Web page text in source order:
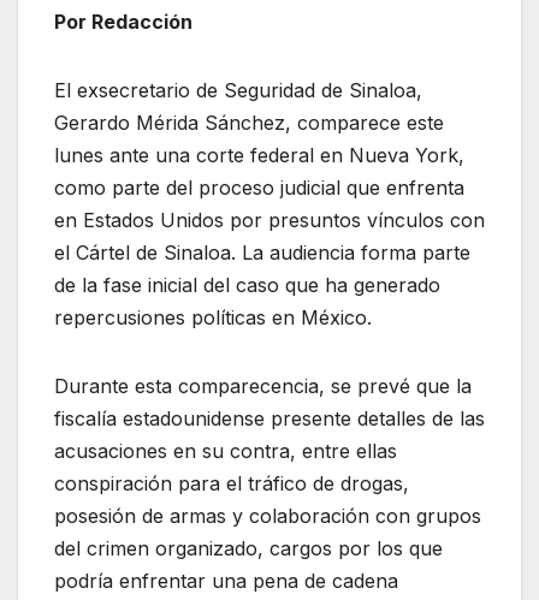
Por Redacción
El exsecretario de Seguridad de Sinaloa,
Gerardo Mérida Sánchez, comparece este
lunes ante una corte federal en Nueva York,
como parte del proceso judicial que enfrenta
en Estados Unidos por presuntos vínculos con
el Cártel de Sinaloa. La audiencia forma parte
de la fase inicial del caso que ha generado
repercusiones políticas en México.
Durante esta comparecencia, se prevé que la
fiscalía estadounidense presente detalles de las
acusaciones en su contra, entre ellas
conspiración para el tráfico de drogas,
posesión de armas y colaboración con grupos
del crimen organizado, cargos por los que
podría enfrentar una pena de cadena